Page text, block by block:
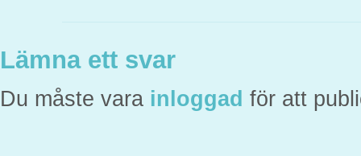
Lämna ett svar
Du måste vara inloggad för att